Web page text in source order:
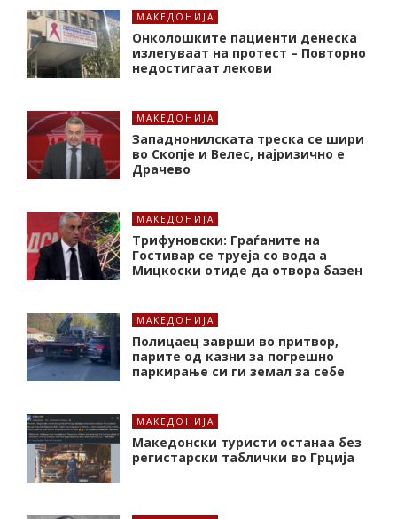
МАКЕДОНИЈА
Онколошките пациенти денеска
излегуваат на протест – Повторно
недостигаат лекови
МАКЕДОНИЈА
Западнонилската треска се шири
во Скопје и Велес, најризично е
Драчево
МАКЕДОНИЈА
Трифуновски: Граѓаните на
Гостивар се труеја со вода а
Мицкоски отиде да отвора базен
МАКЕДОНИЈА
Полицаец заврши во притвор,
парите од казни за погрешно
паркирање си ги земал за себе
МАКЕДОНИЈА
Македонски туристи останаа без
регистарски таблички во Грција